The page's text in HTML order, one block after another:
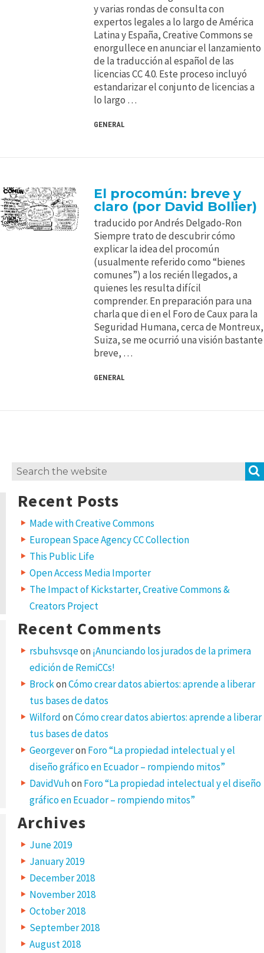
y varias rondas de consulta con
expertos legales a lo largo de América
Latina y España, Creative Commons se
enorgullece en anunciar el lanzamiento
de la traducción al español de las
licencias CC 4.0. Este proceso incluyó
estandarizar el conjunto de licencias a
lo largo …
GENERAL
El procomún: breve y
claro (por David Bollier)
traducido por Andrés Delgado-Ron
Siempre trato de descubrir cómo
explicar la idea del procomún
(usualmente referido como “bienes
comunes”) a los recién llegados, a
quienes les resulta difícil
comprender. En preparación para una
charla que di en el Foro de Caux para la
Seguridad Humana, cerca de Montreux,
Suiza, se me ocurrió una visión bastante
breve, …
GENERAL
Search
Recent Posts
Made with Creative Commons
European Space Agency CC Collection
This Public Life
Open Access Media Importer
The Impact of Kickstarter, Creative Commons &
Creators Project
Recent Comments
rsbuhsvsqeon ¡Anunciando los jurados de la primera
edición de RemiCCs!
BrockonCómo crear datos abiertos: aprende a liberar
tus bases de datos
WilfordonCómo crear datos abiertos: aprende a liberar
tus bases de datos
Georgeveron Foro “La propiedad intelectual y el
diseño gráfico en Ecuador – rompiendo mitos”
DavidVuhon Foro “La propiedad intelectual y el diseño
gráfico en Ecuador – rompiendo mitos”
Archives
June 2019
January 2019
December 2018
November 2018
October 2018
September 2018
August 2018